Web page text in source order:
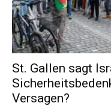
St. Gallen sagt
Versagen?